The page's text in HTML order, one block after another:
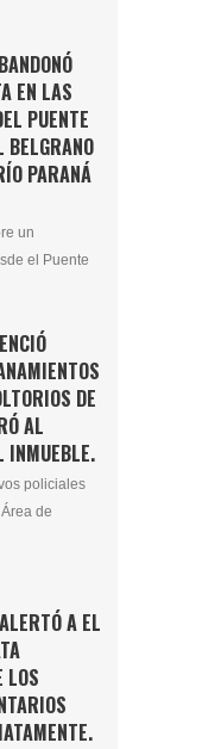
EN LAS
PUENTE
BELGRANO
PARANÁ
un
el Puente
DE
AL
INMUEBLE.
policiales
de
A EL
LOS